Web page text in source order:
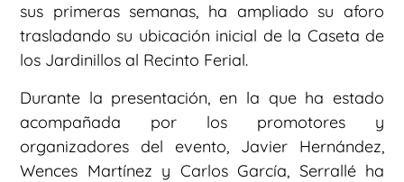
sus primeras semanas, ha ampliado su aforo
trasladando su ubicación inicial de la Caseta de
los Jardinillos al Recinto Ferial.
Durante la presentación, en la que ha estado
acompañada por los promotores y
organizadores del evento, Javier Hernández,
Wences Martínez y Carlos García, Serrallé ha